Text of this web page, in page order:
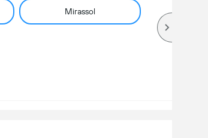
Mirassol